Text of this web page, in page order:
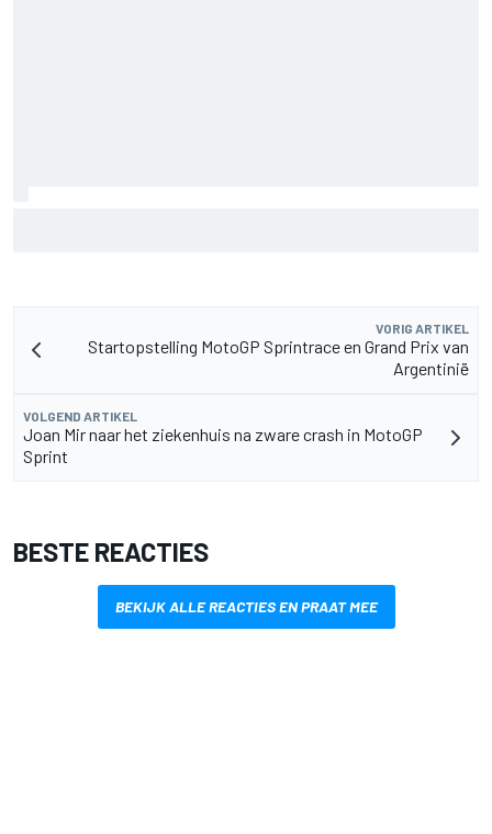
VORIG ARTIKEL
Startopstelling MotoGP Sprintrace en Grand Prix van
Argentinië
VOLGEND ARTIKEL
Joan Mir naar het ziekenhuis na zware crash in MotoGP
Sprint
BESTE REACTIES
BEKIJK ALLE REACTIES EN PRAAT MEE